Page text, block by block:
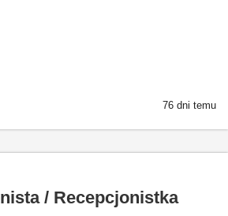
76 dni temu
/ Recepcjonistka